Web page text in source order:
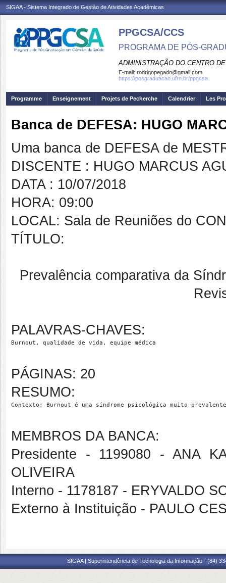
SIGAA - Sistema Integrado de Gestão de Atividades Acadêmicas
PPGCSA/CCS
PROGRAMA DE PÓS-
ADMINISTRAÇÃO DO CENTRO
E-mail: rodrigopegado@gmail.com
https://posgraduacao.ufrn.br/ppgcsa
Programme Enseignement Projets de Pecherche Calendrier Les
Banca de DEFESA: HUGO
Uma banca de DEFESA de
DISCENTE : HUGO MARCUS
DATA : 10/07/2018
HORA: 09:00
LOCAL: Sala de Reuniões do
TÍTULO:
Prevalência comparativa da
PALAVRAS-CHAVES:
Burnout, qualidade de vida, equipe médica
PÁGINAS: 20
RESUMO:
Contexto: Burnout é uma síndrome psicológica muito
MEMBROS DA BANCA:
Presidente - 1199080 - ANA
OLIVEIRA
Interno - 1178187 - ERYVALDO
Externo à Instituição - PAULO
SIGAA | Superintendência de Tecnologia da Informação - (84)